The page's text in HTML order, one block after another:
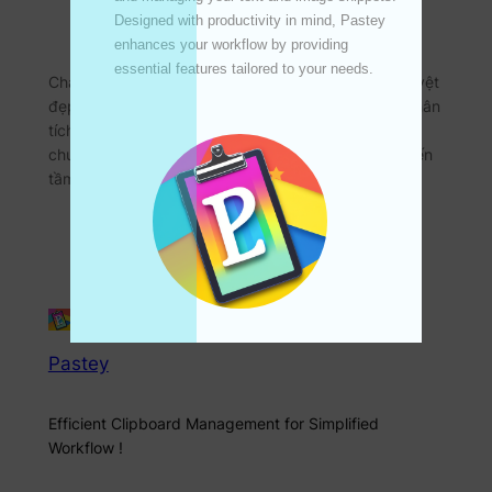
Jul 1, 2024—by emperinter
ChartStudio
ChartStudio là công cụ tối ưu để tạo các biểu đồ tuyệt
đẹp trên iPhone, iPad và Mac. Cho dù bạn là nhà phân
tích dữ liệu, nhà tiếp thị hay bất kỳ ai muốn kể câu
chuyện dữ liệu, ChartStudio đều có thể giúp bạn biến
tầm nhìn của mình thành hiện thực. Tính…
Pastey
Efficient Clipboard Management for Simplified
Workflow !
Designed with productivity in mind, Pastey
enhances your workflow by providing
essential features tailored to your needs.